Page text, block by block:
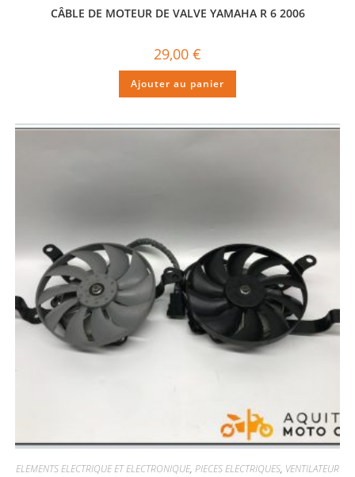
CÂBLE DE MOTEUR DE VALVE YAMAHA R 6 2006
29,00 €
Ajouter au panier
ELEMENTS ELECTRIQUE ET ELECTRONIQUE, PIECES ELECTRIQUES, VENTILATEUR